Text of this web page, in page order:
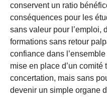
conservent un ratio
conséquences pour les
sans valeur pour l’emploi,
formations sans retour
confiance dans
mise en place d’un comité
concertation, mais sans
devenir un simple organe